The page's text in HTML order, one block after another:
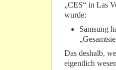
„CES“ in Las
wurde:
Samsung
Das deshalb,
eigentlich